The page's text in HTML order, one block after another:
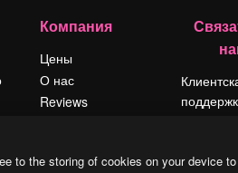
Компания
Цены
О нас
Reviews
Блог
LinkedIn
to the storing of cookies on your device